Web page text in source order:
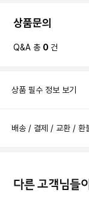
상품문의
Q&A 총 0 건
상품 필수 정보 보기
배송 / 결제 / 교환 / 환
다른 고객님들